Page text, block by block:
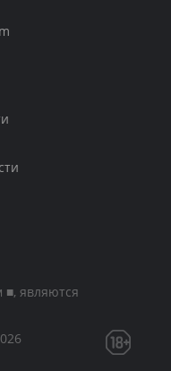
являются